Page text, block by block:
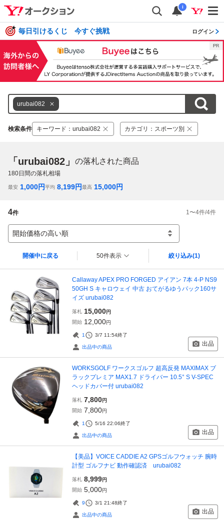
i
毎日引けるくじ 今すぐ挑戦 ログイン
urubai082
検索条件 キーワード ： urubai082 カテゴリ ： スポーツ別
「urubai082」 の落札された商品
180日間の落札相場
最安 1,000円平均 8,199円最高 15,000円
4件 1 〜4件/4件
開始価格の高い順
開催中に戻る 50件表示 絞り込み(1)
Callaway APEX PRO FORGED アイアン 7本 4-P NS9
50GH S キャロウェイ 中古 おてがるゆうパック160サ
イズ urubai082
落札 15,000円
開始 12,000円
1 3/7 11:54終了
出品中の商品 出品
WORKSGOLF ワークスゴルフ 超高反発 MAXIMAX ブ
ラックプレミア MAX1.7 ドライバー 10.5° S V-SPEC
ヘッドカバー付 urubai082
落札 7,800円
開始 7,800円
1 5/16 22:06終了
出品中の商品 出品
【美品】VOICE CADDIE A2 GPSゴルフウォッチ 腕時
計型 ゴルフナビ 動作確認済 urubai082
落札 8,999円
開始 5,000円
9 3/1 21:48終了
出品中の商品 出品